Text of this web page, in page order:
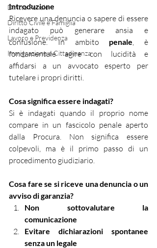
Diritto Penale
Diritto Civile e Famiglia
Lavoro e Previdenza
Immigrazione e Cittadinanza
Introduzione
Ricevere una denuncia o sapere di essere
indagato può generare ansia e
confusione. In ambito penale, è
fondamentale agire con lucidità e
affidarsi a un avvocato esperto per
tutelare i propri diritti.
Cosa significa essere indagati?
Si è indagati quando il proprio nome
compare in un fascicolo penale aperto
dalla Procura. Non significa essere
colpevoli, ma è il primo passo di un
procedimento giudiziario.
Cosa fare se si riceve una denuncia o un
avviso di garanzia?
Non sottovalutare la
comunicazione
Evitare dichiarazioni spontanee
senza un legale